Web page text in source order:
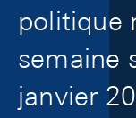
politique
semaine
janvier